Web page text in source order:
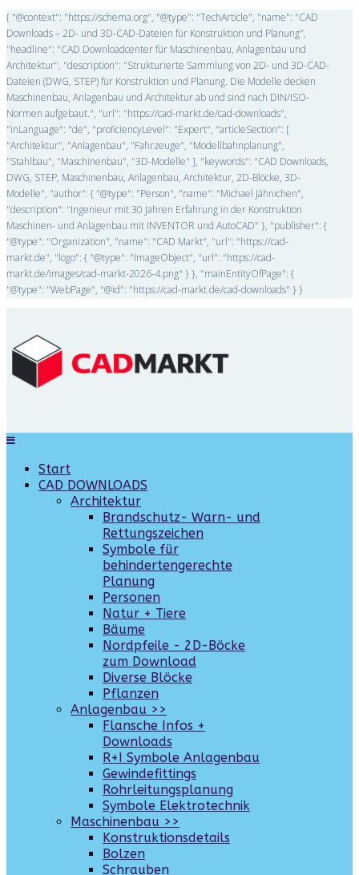
{ "@context": "https://schema.org", "@type": "TechArticle", "name": "CAD
Downloads – 2D- und 3D-CAD-Dateien für Konstruktion und Planung",
"headline": "CAD Downloadcenter für Maschinenbau, Anlagenbau und
Architektur", "description": "Strukturierte Sammlung von 2D- und 3D-CAD-
Dateien (DWG, STEP) für Konstruktion und Planung. Die Modelle decken
Maschinenbau, Anlagenbau und Architektur ab und sind nach DIN/ISO-
Normen aufgebaut.", "url": "https://cad-markt.de/cad-downloads",
"inLanguage": "de", "proficiencyLevel": "Expert", "articleSection": [
"Architektur", "Anlagenbau", "Fahrzeuge", "Modellbahnplanung",
"Stahlbau", "Maschinenbau", "3D-Modelle" ], "keywords": "CAD Downloads,
DWG, STEP, Maschinenbau, Anlagenbau, Architektur, 2D-Blöcke, 3D-
Modelle", "author": { "@type": "Person", "name": "Michael Jähnichen",
"description": "Ingenieur mit 30 Jahren Erfahrung in der Konstruktion
Maschinen- und Anlagenbau mit INVENTOR und AutoCAD" }, "publisher": {
"@type": "Organization", "name": "CAD Markt", "url": "https://cad-
markt.de", "logo": { "@type": "ImageObject", "url": "https://cad-
markt.de/images/cad-markt-2026-4.png" } }, "mainEntityOfPage": {
"@type": "WebPage", "@id": "https://cad-markt.de/cad-downloads" } }
Start
CAD DOWNLOADS
Architektur
Brandschutz- Warn- und
Rettungszeichen
Symbole für
behindertengerechte
Planung
Personen
Natur + Tiere
Bäume
Nordpfeile - 2D-Böcke
zum Download
Diverse Blöcke
Pflanzen
Anlagenbau >>
Flansche Infos +
Downloads
R+I Symbole Anlagenbau
Gewindefittings
Rohrleitungsplanung
Symbole Elektrotechnik
Maschinenbau >>
Konstruktionsdetails
Bolzen
Schrauben